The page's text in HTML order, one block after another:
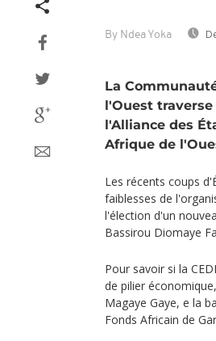
By Ndea Yoka
La
l'Ouest
l'Alliance des
Afrique de
Les récents coups
faiblesses de
l'élection d'un
Bassirou Diomaye
Pour savoir si la
de pilier
Magaye Gaye, e la
Fonds Africain de